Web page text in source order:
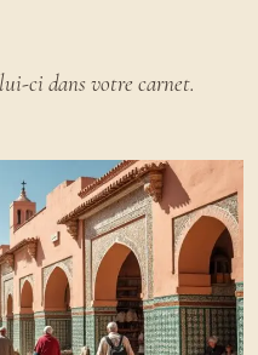
ci dans votre carnet.